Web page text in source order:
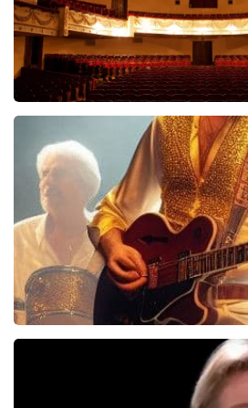
Malle Babbe
704+ reviews
BEKIJKEN
reviews